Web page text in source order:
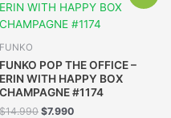
FUNKO
FUNKO POP THE OFFICE –
ERIN WITH HAPPY BOX
CHAMPAGNE #1174
$14.990 $7.990